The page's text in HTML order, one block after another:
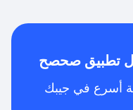
تطبيق صحصح
أسرع في جيبك